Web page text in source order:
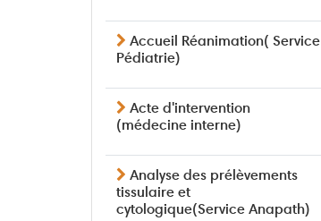
Accueil Réanimation( Service
Pédiatrie)
Acte d'intervention
(médecine interne)
Analyse des prélèvements
tissulaire et
cytologique(Service Anapath)